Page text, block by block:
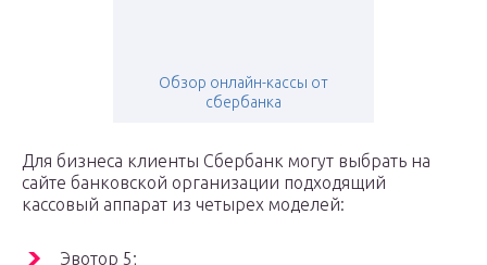
Обзор онлайн-кассы от
сбербанка
Для бизнеса клиенты Сбербанк могут выбрать на
сайте банковской организации подходящий
кассовый аппарат из четырех моделей:
Эвотор 5;